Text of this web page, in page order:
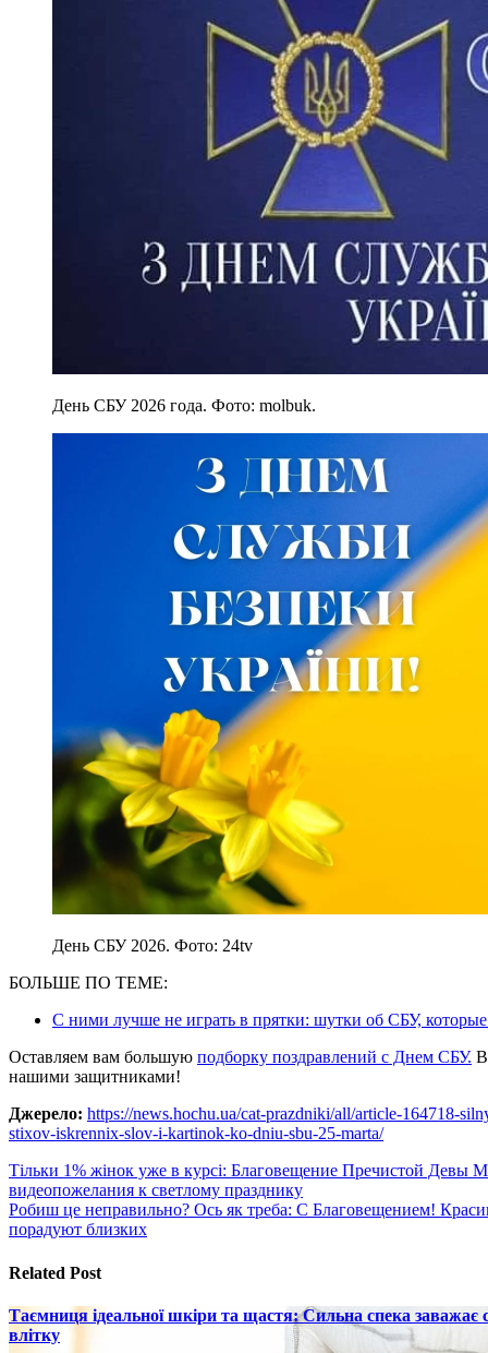
День СБУ 2026 года. Фото: molbuk.
День СБУ 2026. Фото: 24tv
БОЛЬШЕ ПО ТЕМЕ:
С ними лучше не играть в прятки: шутки об СБУ,
Оставляем вам большую подборку поздравлений с Днем СБУ.
нашими защитниками!
Джерело: https://news.hochu.ua/cat-prazdniki/all/article-164718-
stixov-iskrennix-slov-i-kartinok-ko-dniu-sbu-25-marta/
Навигация
по
записям
Тільки 1% жінок уже в курсі: Благовещение Пречистой Девы
видеопожелания к светлому празднику
Робиш це неправильно? Ось як треба: С Благовещением!
порадуют близких
Related Post
Таємниця ідеальної шкіри та щастя: Сильна спека
влітку